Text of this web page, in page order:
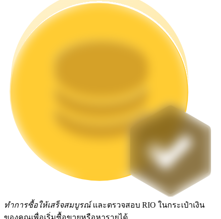
Launchpool
การเซ้งแบบยืดหยุ่นเพื่อรับโทเคนยอดนิยม
การล็อค BTR
การลงทุนพิเศษสำหรับผู้ถือ BTR
ทำการซื้อให้เสร็จสมบูรณ์และตรวจสอบ RIO ในกระเป๋าเงิน
ของคุณเพื่อเริ่มซื้อขายหรือหารายได้